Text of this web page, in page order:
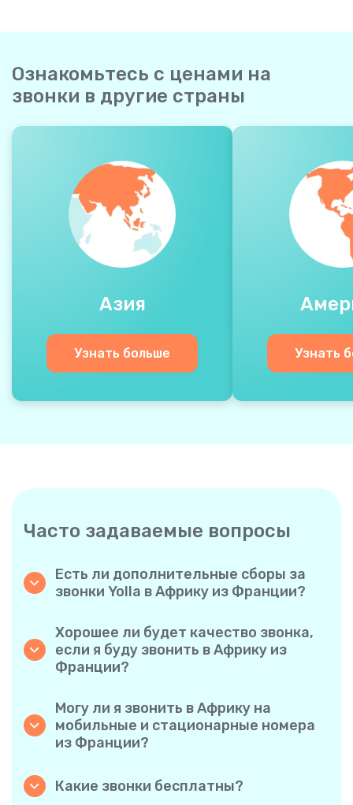
Ознакомьтесь с ценами на
звонки в другие страны
Азия
Узнать больше Узнать
Часто задаваемые вопросы
Есть ли дополнительные сборы за
звонки Yolla в Африку из Франции?
поминутной оплаты, поэтому вы платите
только за время разговора. Никаких
скрытых комиссий, обязательных
ежемесячных подписок или платы за
Хорошее ли будет качество звонка,
если я буду звонить в Африку из
Франции?
у вас будет ощущение, что вы
разговариваете с человеком в одном
городе, даже если он находится на другом
Могу ли я звонить в Африку на
мобильные и стационарные номера
из Франции?
даже многофункциональные, поэтому вы
Какие звонки бесплатны?